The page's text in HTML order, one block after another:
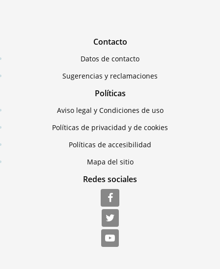
Contacto
Datos de contacto
Sugerencias y reclamaciones
Políticas
Aviso legal y Condiciones de uso
Políticas de privacidad y de cookies
Políticas de accesibilidad
Mapa del sitio
Redes sociales